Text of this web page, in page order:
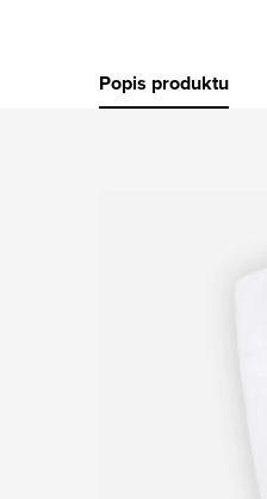
Popis produktu